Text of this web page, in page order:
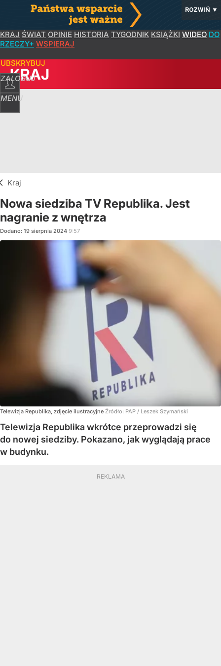
ROZWIŃ ▼
KRAJ ŚWIAT OPINIE HISTORIA TYGODNIK KSIĄŻKI WIDEO DO
RZECZY+ WSPIERAJ
ZALOGUJ
MENU
KRAJ
Kraj
Nowa siedziba TV Republika. Jest
nagranie z wnętrza
Dodano: 19 sierpnia 2024 9:57
Telewizja Republika, zdjęcie ilustracyjne Źródło: PAP / Leszek Szymański
Telewizja Republika wkrótce przeprowadzi się
do nowej siedziby. Pokazano, jak wyglądają prace
w budynku.